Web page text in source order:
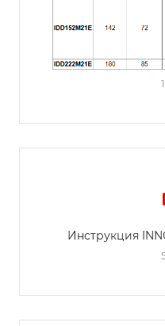
Инструкция